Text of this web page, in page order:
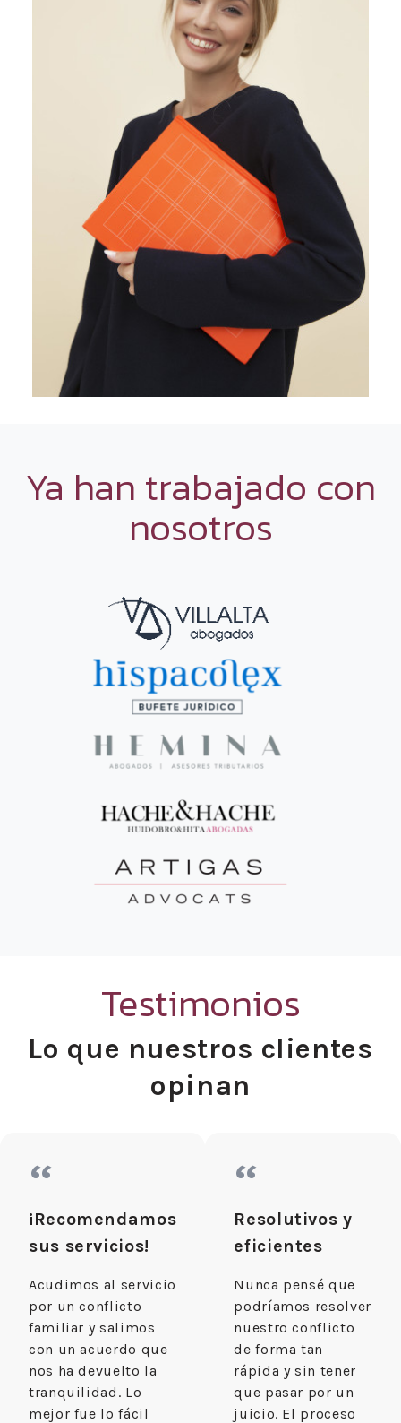
Ya han trabajado con
nosotros
Testimonios
Lo que nuestros clientes
opinan
“
¡Recomendamos
sus servicios!
Acudimos al servicio
por un conflicto
familiar y salimos
con un acuerdo que
nos ha devuelto la
tranquilidad. Lo
mejor fue lo fácil
“
Resolutivos y
eficientes
Nunca pensé que
podríamos resolver
nuestro conflicto
de forma tan
rápida y sin tener
que pasar por un
juicio. El proceso